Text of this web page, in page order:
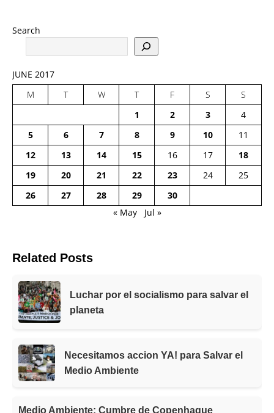
Search
JUNE 2017
M
T W T F S
S
1
2 3
4
5
6 7 8 9 10
11
12
13 14 15 16 17
18
19
20 21 22 23 24
25
26
27 28 29
30
« May
Jul »
Related Posts
Luchar por el socialismo para salvar el
planeta
Necesitamos accion YA! para Salvar el
Medio Ambiente
Medio Ambiente: Cumbre de Copenhague